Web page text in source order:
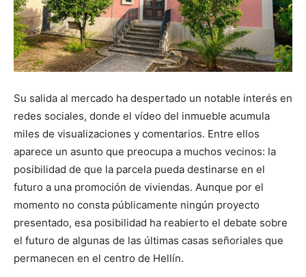
Su salida al mercado ha despertado un notable interés en
redes sociales, donde el vídeo del inmueble acumula
miles de visualizaciones y comentarios. Entre ellos
aparece un asunto que preocupa a muchos vecinos: la
posibilidad de que la parcela pueda destinarse en el
futuro a una promoción de viviendas. Aunque por el
momento no consta públicamente ningún proyecto
presentado, esa posibilidad ha reabierto el debate sobre
el futuro de algunas de las últimas casas señoriales que
permanecen en el centro de Hellín.